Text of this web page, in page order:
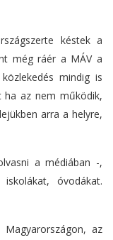
késtek a
még ráér a MÁV a
mindig is
ha az nem működik,
arra a helyre,
a médiában -,
óvodákat.
az